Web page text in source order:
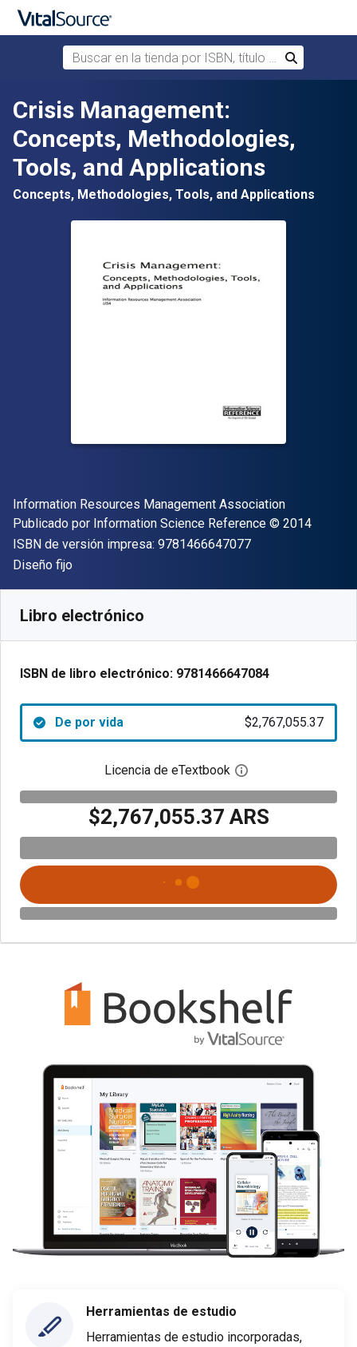
Saltar al contenido principal
Buscar en la tienda por ISBN, título o autor
Buscar
Crisis Management:
Concepts, Methodologies,
Tools, and Applications
Concepts, Methodologies, Tools, and Applications
Autor(es)
Information Resources Management Association
Editor
Publicado por Information Science Reference Copyright
© 2014
ISBN de versión impresa: 9781466647077"ISBN-13
Formato
Diseño fijo
Libro electrónico
ISBN de libro electrónico: 9781466647084
De por vida $2,767,055.37
Licencia de eTextbook Abre el cuadro de
$2,767,055.37 ARS
Herramientas de estudio
Herramientas de estudio incorporadas,